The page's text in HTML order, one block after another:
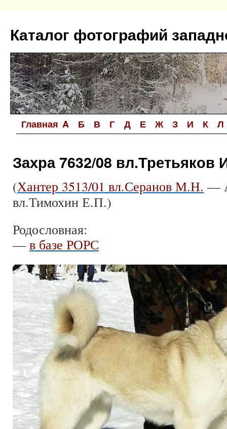
содержимому
Каталог фотографий
Главная A Б В Г Д Е Ж З И К Л
Захра 7632/08 вл.Третьяков
(Хантер 3513/01 вл.Серанов М.Н. —
вл.Тимохин Е.П.)
Родословная:
— в базе РОРС